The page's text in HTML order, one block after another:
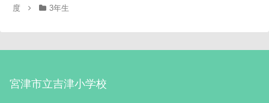
度
3年生
宮津市立吉津小学校